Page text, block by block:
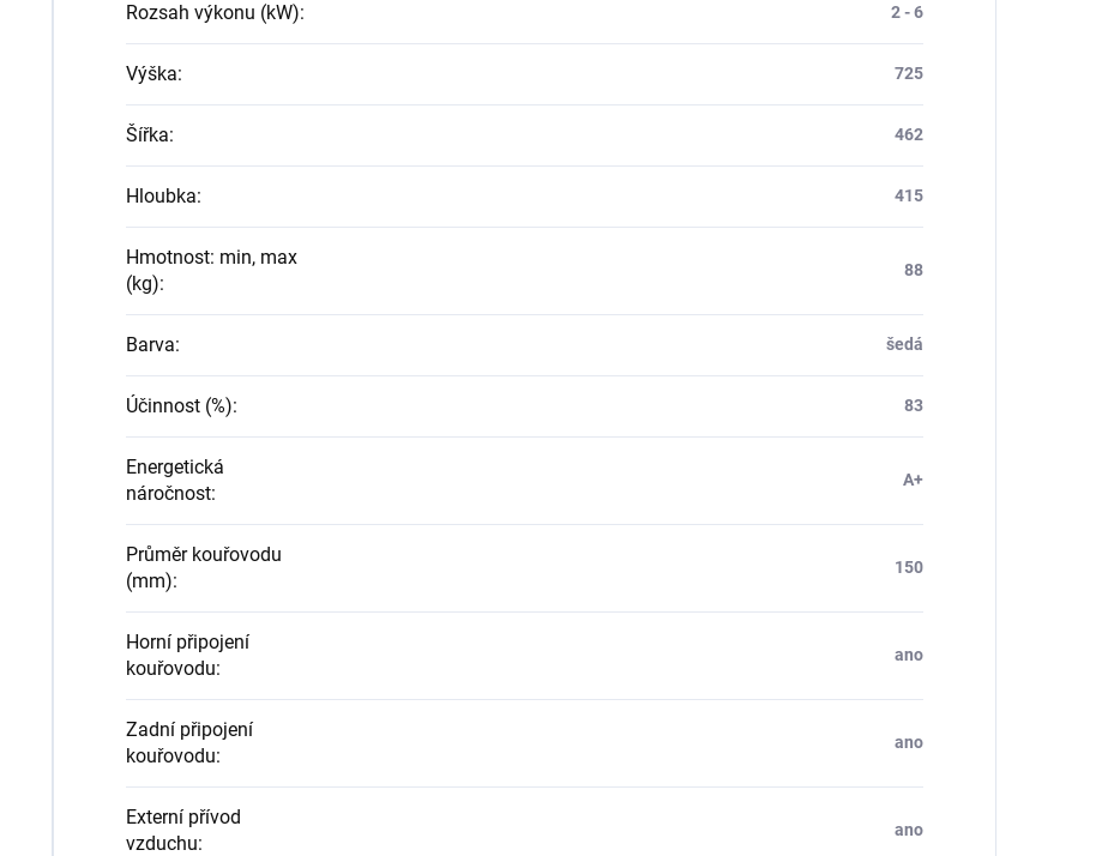
Rozsah výkonu (kW): 2 - 6
Výška: 725
Šířka: 462
Hloubka: 415
Hmotnost: min, max
(kg):
88
Barva: šedá
Účinnost (%): 83
Energetická
náročnost:
A+
Průměr kouřovodu
(mm):
150
Horní připojení
kouřovodu:
ano
Zadní připojení
kouřovodu:
ano
Externí přívod
vzduchu:
ano